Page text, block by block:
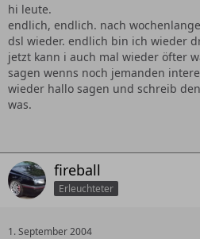
hi leute.
endlich, endlich. nach
dsl wieder. endlich bin ich wieder
jetzt kann i auch mal wieder öfter
sagen wenns noch jemanden
wieder hallo sagen und schreib
was.
fireball
Erleuchteter
1. September 2004